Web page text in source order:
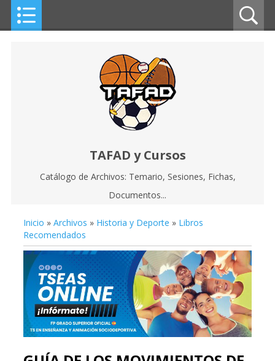
TAFAD y Cursos
Catálogo de Archivos: Temario, Sesiones, Fichas,
Documentos...
Inicio » Archivos » Historia y Deporte » Libros
Recomendados